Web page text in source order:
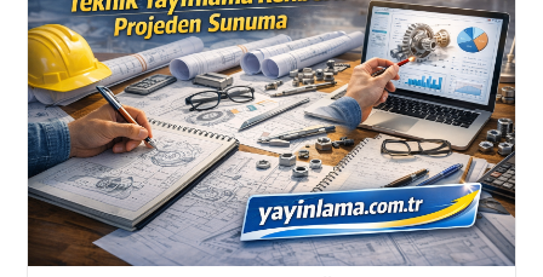
Rapor
Ve
Sunum
Formatları